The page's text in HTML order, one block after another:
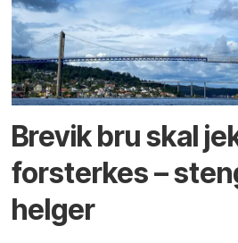
Brevik bru skal
forsterkes –
helger